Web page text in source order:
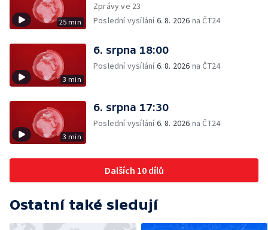
25 min
Zprávy ve 23
Poslední vysílání6. 8. 2026 na ČT24
3 min
6. srpna 18:00
Poslední vysílání6. 8. 2026 na ČT24
3 min
6. srpna 17:30
Poslední vysílání6. 8. 2026 na ČT24
Dalších 10 dílů
Ostatní také sledují